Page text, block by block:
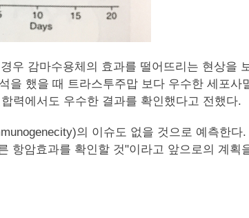
우 감마수용체의 효과를 떨어뜨리는 현상을
을 했을 때 트라스투주맙 보다 우수한 세포
력에서도 우수한 결과를 확인했다고 전했다.
의 이슈도 없을 것으로 예측한
항암효과를 확인할 것"이라고 앞으로의 계획